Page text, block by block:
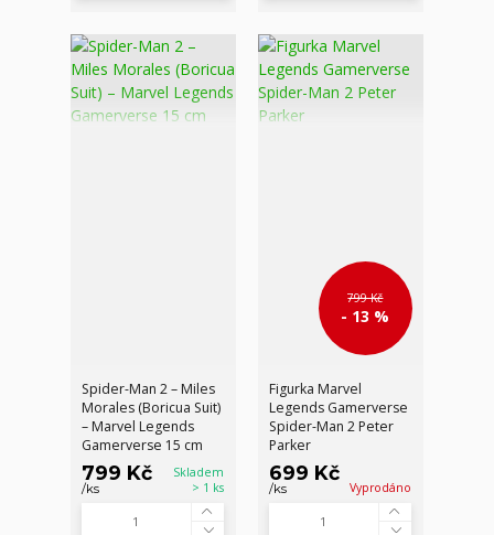
Spider-Man 2 – Miles
Morales (Boricua Suit)
– Marvel Legends
Gamerverse 15 cm
799 Kč
/ks
Skladem
> 1 ks
799 Kč
- 13 %
Figurka Marvel
Legends Gamerverse
Spider-Man 2 Peter
Parker
699 Kč
/ks Vyprodáno